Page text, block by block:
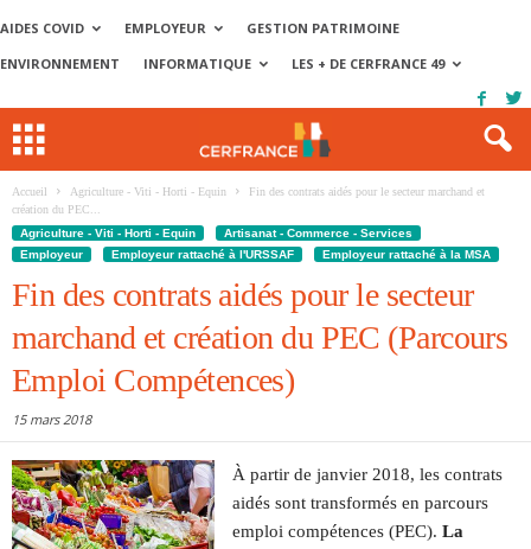
AIDES COVID EMPLOYEUR
GESTION PATRIMOINE
ENVIRONNEMENT
INFORMATIQUE LES + DE CERFRANCE 49
Accueil Agriculture - Viti - Horti - Equin
Fin des contrats aidés pour le secteur marchand et
création du PEC...
Agriculture - Viti - Horti - Equin
Artisanat - Commerce - Services
Employeur
Employeur rattaché à l'URSSAF Employeur rattaché à la MSA
Fin des contrats aidés pour le secteur
marchand et création du PEC (Parcours
Emploi Compétences)
15 mars 2018
À partir de janvier 2018, les contrats
aidés sont transformés en parcours
emploi compétences (PEC).La